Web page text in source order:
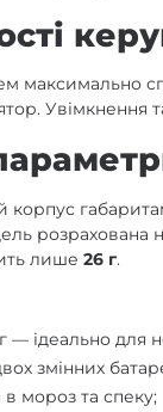
максимально
Увімкнення
корпус
розрахована
лише26 г.
— ідеально для
змінних
в мороз та спеку;